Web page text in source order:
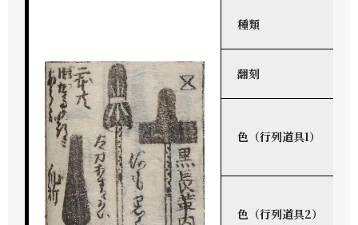
種類
翻刻
色（行列道具1）
色（行列道具2）